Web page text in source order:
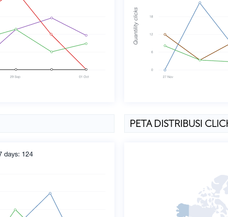
PETA DISTRIBUSI